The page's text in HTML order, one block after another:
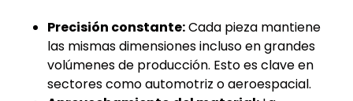
Precisión constante:Cada pieza mantiene
las mismas dimensiones incluso en grandes
volúmenes de producción. Esto es clave en
sectores como automotriz o aeroespacial.